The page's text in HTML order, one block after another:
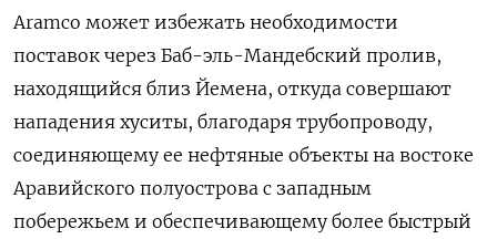
Aramco может избежать необходимости
поставок через Баб-эль-Мандебский пролив,
находящийся близ Йемена, откуда совершают
нападения хуситы, благодаря трубопроводу,
соединяющему ее нефтяные объекты на востоке
Аравийского полуострова с западным
побережьем и обеспечивающему более быстрый